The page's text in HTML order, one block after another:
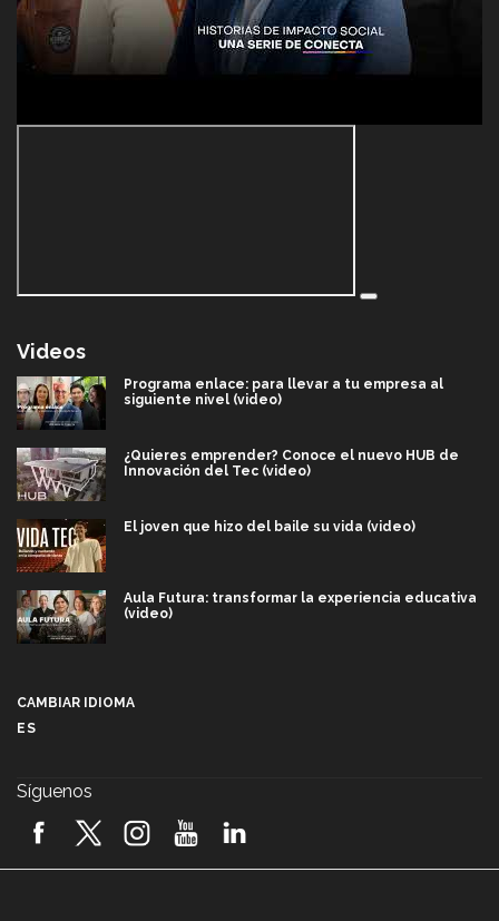
Videos
Programa enlace: para llevar a tu empresa al
siguiente nivel (video)
¿Quieres emprender? Conoce el nuevo HUB de
Innovación del Tec (video)
El joven que hizo del baile su vida (video)
Aula Futura: transformar la experiencia educativa
(video)
2026! (video)
CAMBIAR IDIOMA
ES
Síguenos